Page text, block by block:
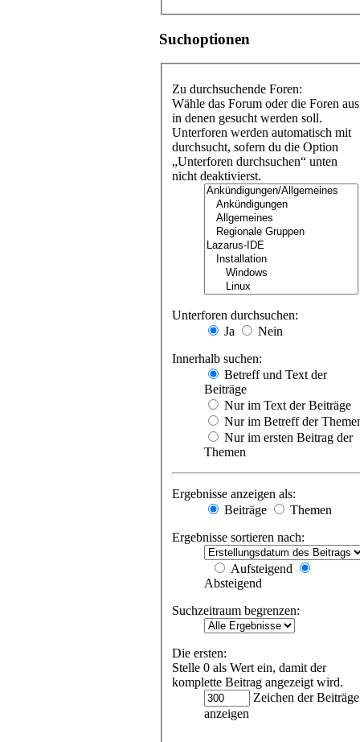
Suchoptionen
Zu durchsuchende Foren:
Wähle das Forum oder die Foren
in denen gesucht werden soll.
Unterforen werden automatisch mit
durchsucht, sofern du die Option
„Unterforen durchsuchen“ unten
nicht deaktivierst.
Unterforen durchsuchen:
Ja
Nein
Innerhalb suchen:
Betreff und Text der
Beiträge
Nur im Text der Beiträge
Nur im Betreff der
Nur im ersten Beitrag der
Themen
Ergebnisse anzeigen als:
Beiträge
Themen
Ergebnisse sortieren nach:
Aufsteigend
Absteigend
Suchzeitraum begrenzen:
Die ersten:
Stelle 0 als Wert ein, damit der
komplette Beitrag angezeigt wird.
Zeichen der Beiträge
anzeigen